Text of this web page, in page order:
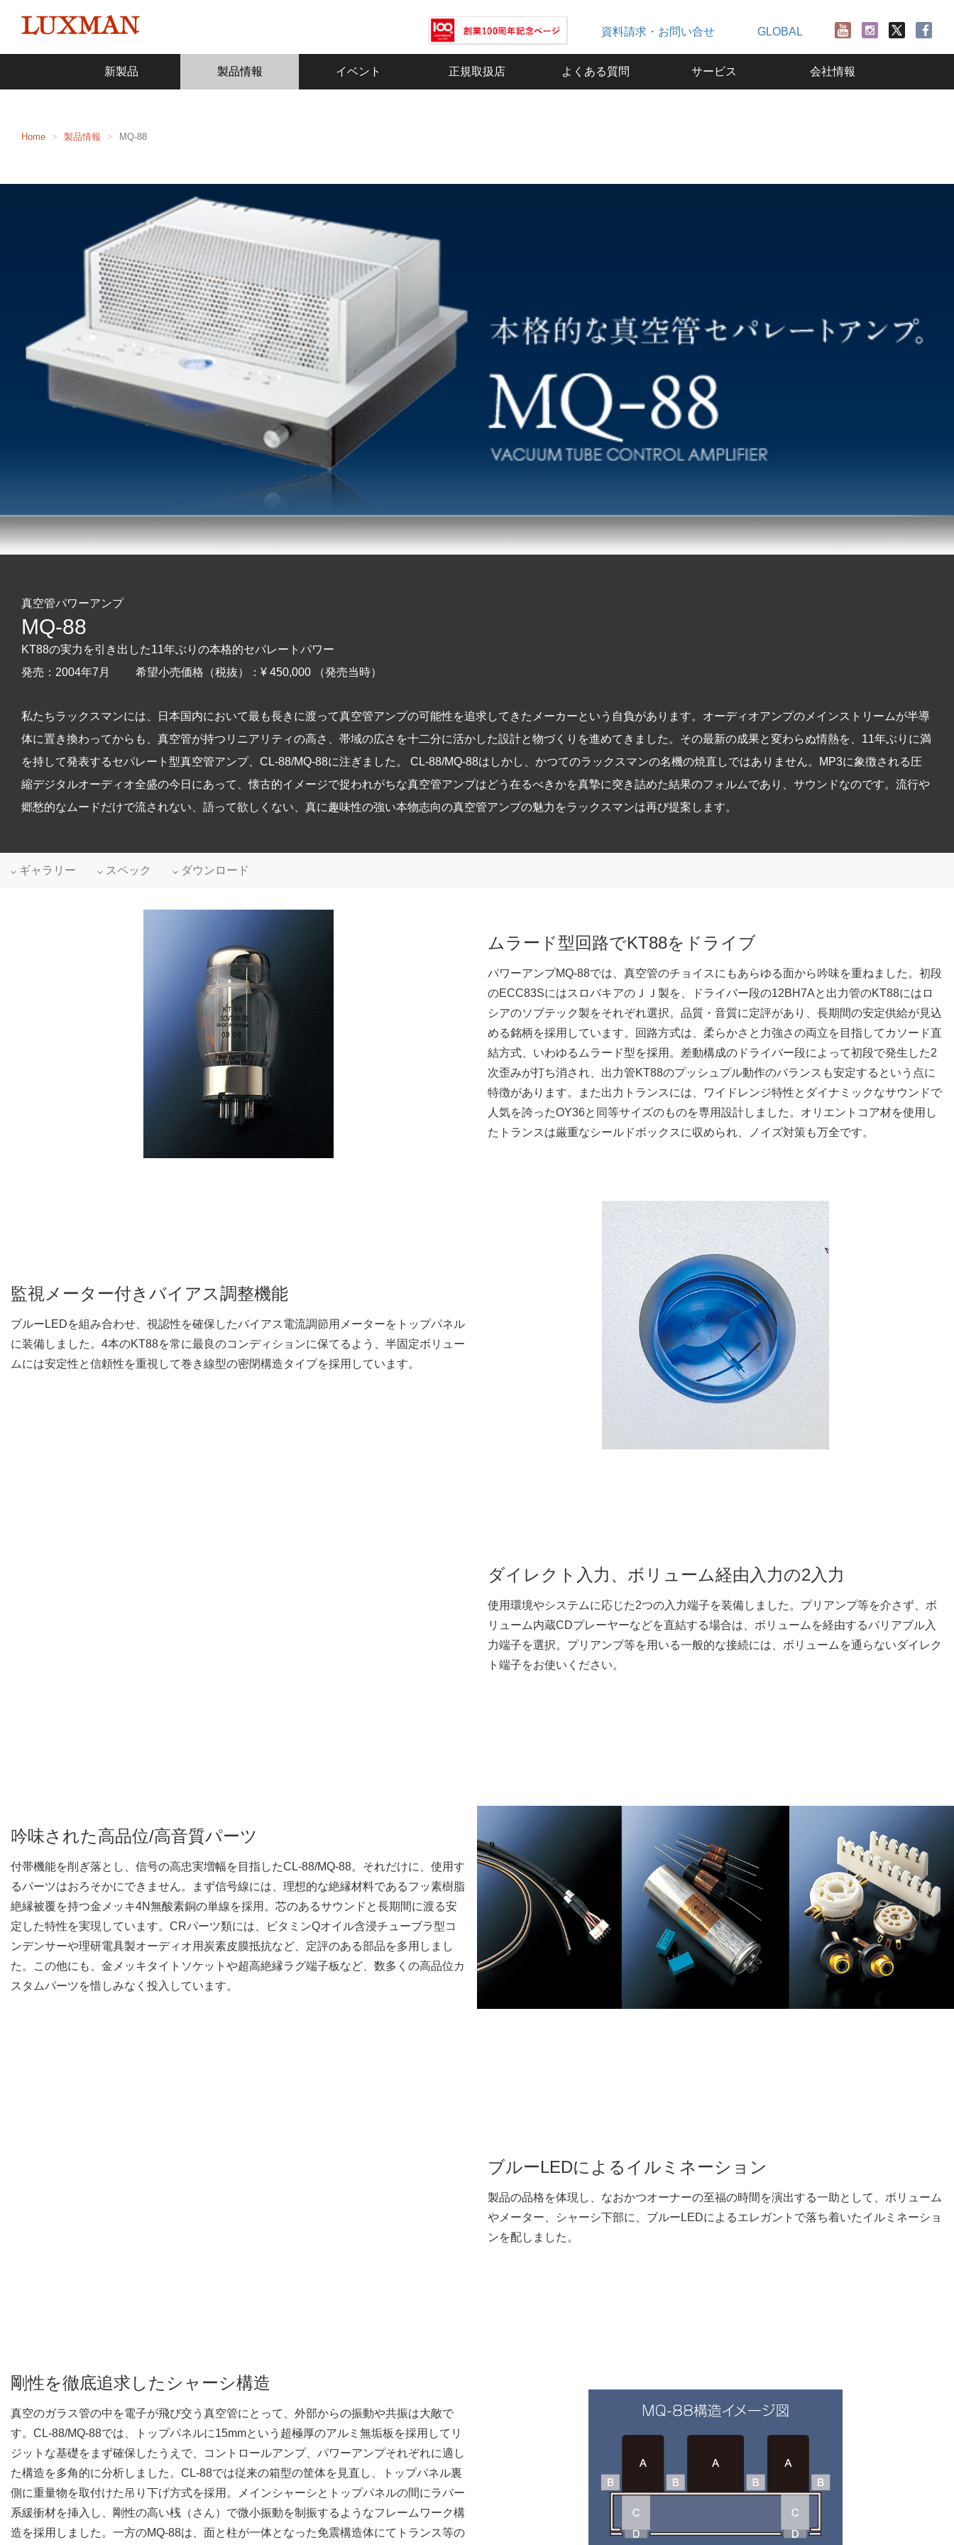
資料請求・お問い合せ GLOBAL
新製品 製品情報 イベント 正規取扱店 よくある質問 サービス 会社情報
Home 製品情報 MQ-88
真空管パワーアンプ
MQ-88
KT88の実力を引き出した11年ぶりの本格的セパレートパワー
発売：2004年7月 希望小売価格（税抜）：¥ 450,000 （発売当時）
私たちラックスマンには、日本国内において最も長きに渡って真空管アンプの可能性を追求してきたメーカーという自負があります。オーディオアンプのメインストリームが半導
体に置き換わってからも、真空管が持つリニアリティの高さ、帯域の広さを十二分に活かした設計と物づくりを進めてきました。その最新の成果と変わらぬ情熱を、11年ぶりに満
を持して発表するセパレート型真空管アンプ、CL-88/MQ-88に注ぎました。 CL-88/MQ-88はしかし、かつてのラックスマンの名機の焼直しではありません。MP3に象徴される圧
縮デジタルオーディオ全盛の今日にあって、懐古的イメージで捉われがちな真空管アンプはどう在るべきかを真摯に突き詰めた結果のフォルムであり、サウンドなのです。流行や
郷愁的なムードだけで流されない、語って欲しくない、真に趣味性の強い本物志向の真空管アンプの魅力をラックスマンは再び提案します。
ギャラリー スペック ダウンロード
ムラード型回路でKT88をドライブ
パワーアンプMQ-88では、真空管のチョイスにもあらゆる面から吟味を重ねました。初段
のECC83SにはスロバキアのＪＪ製を、ドライバー段の12BH7Aと出力管のKT88にはロ
シアのソブテック製をそれぞれ選択。品質・音質に定評があり、長期間の安定供給が見込
める銘柄を採用しています。回路方式は、柔らかさと力強さの両立を目指してカソード直
結方式、いわゆるムラード型を採用。差動構成のドライバー段によって初段で発生した2
次歪みが打ち消され、出力管KT88のプッシュプル動作のバランスも安定するという点に
特徴があります。また出力トランスには、ワイドレンジ特性とダイナミックなサウンドで
人気を誇ったOY36と同等サイズのものを専用設計しました。オリエントコア材を使用し
たトランスは厳重なシールドボックスに収められ、ノイズ対策も万全です。
監視メーター付きバイアス調整機能
ブルーLEDを組み合わせ、視認性を確保したバイアス電流調節用メーターをトップパネル
に装備しました。4本のKT88を常に最良のコンディションに保てるよう、半固定ボリュー
ムには安定性と信頼性を重視して巻き線型の密閉構造タイプを採用しています。
ダイレクト入力、ボリューム経由入力の2入力
使用環境やシステムに応じた2つの入力端子を装備しました。プリアンプ等を介さず、ボ
リューム内蔵CDプレーヤーなどを直結する場合は、ボリュームを経由するバリアブル入
力端子を選択。プリアンプ等を用いる一般的な接続には、ボリュームを通らないダイレク
ト端子をお使いください。
吟味された高品位/高音質パーツ
付帯機能を削ぎ落とし、信号の高忠実増幅を目指したCL-88/MQ-88。それだけに、使用す
るパーツはおろそかにできません。まず信号線には、理想的な絶縁材料であるフッ素樹脂
絶縁被覆を持つ金メッキ4N無酸素銅の単線を採用。芯のあるサウンドと長期間に渡る安
定した特性を実現しています。CRパーツ類には、ビタミンQオイル含浸チューブラ型コ
ンデンサーや理研電具製オーディオ用炭素皮膜抵抗など、定評のある部品を多用しまし
た。この他にも、金メッキタイトソケットや超高絶縁ラグ端子板など、数多くの高品位カ
スタムパーツを惜しみなく投入しています。
ブルーLEDによるイルミネーション
製品の品格を体現し、なおかつオーナーの至福の時間を演出する一助として、ボリューム
やメーター、シャーシ下部に、ブルーLEDによるエレガントで落ち着いたイルミネーショ
ンを配しました。
剛性を徹底追求したシャーシ構造
真空のガラス管の中を電子が飛び交う真空管にとって、外部からの振動や共振は大敵で
す。CL-88/MQ-88では、トップパネルに15mmという超極厚のアルミ無垢板を採用してリ
ジットな基礎をまず確保したうえで、コントロールアンプ、パワーアンプそれぞれに適し
た構造を多角的に分析しました。CL-88では従来の箱型の筐体を見直し、トップパネル裏
側に重量物を取付けた吊り下げ方式を採用。メインシャーシとトップパネルの間にラバー
系緩衝材を挿入し、剛性の高い桟（さん）で微小振動を制振するようなフレームワーク構
造を採用しました。一方のMQ-88は、面と柱が一体となった免震構造体にてトランス等の